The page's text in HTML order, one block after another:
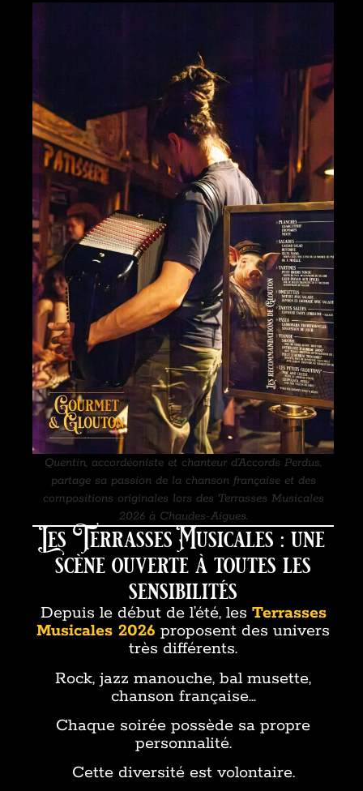
Quentin, accordéoniste et chanteur d’Accords Perdus,
partage sa passion de la chanson française et des
compositions originales lors des Terrasses Musicales
2026 à Chaudes-Aigues.
Les Terrasses Musicales : une
scène ouverte à toutes les
sensibilités
Depuis le début de l’été, les Terrasses
Musicales 2026 proposent des univers
très différents.
Rock, jazz manouche, bal musette,
chanson française…
Chaque soirée possède sa propre
personnalité.
Cette diversité est volontaire.